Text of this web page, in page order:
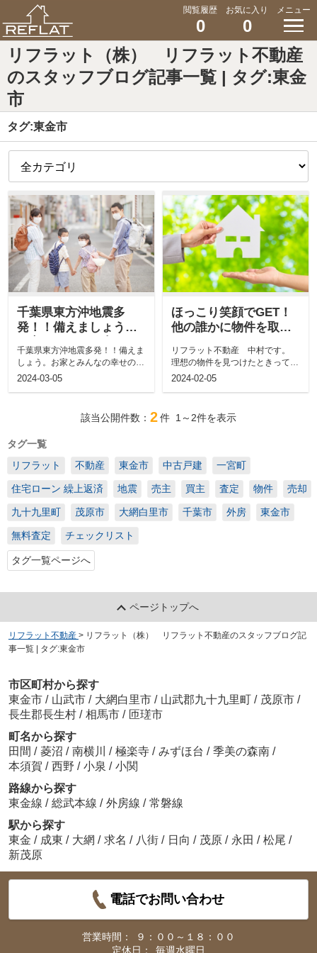
閲覧履歴
0
お気に入り
0
メニュー
リフラット（株） リフラット不動産
のスタッフブログ記事一覧 | タグ:東金
市
タグ:東金市
千葉県東方沖地震多
発！！備えましょう。
ために☆
千葉県東方沖地震多発！！備えま
しょう。お家とみんなの幸せのた
めに☆みんな、こんにちは！リフ
2024-03-05
ほっこり笑顔でGET！
他の誰かに物件を取ら
リフラット不動産 中村です。
理想の物件を見つけたときって、
ワクワクしますよね！でも、他の
2024-02-05
該当公開件数： 2件 1～2件を表示
タグ一覧
リフラット
不動産 東金市 中古戸建 一宮町
住宅ローン 繰上返済 地震 売主 買主 査定 物件 売却
九十九里町 茂原市 大網白里市 千葉市 外房 東金市
無料査定 チェックリスト
タグ一覧ページへ
ページトップへ
リフラット不動産 > リフラット（株） リフラット不動産のスタッフブログ記
事一覧 | タグ:東金市
市区町村から探す
東金市 / 山武市 / 大網白里市 / 山武郡九十九里町 / 茂原市 /
長生郡長生村 / 相馬市 / 匝瑳市
町名から探す
田間 / 菱沼 / 南横川 / 極楽寺 / みずほ台 / 季美の森南 /
本須賀 / 西野 / 小泉 / 小関
路線から探す
東金線 / 総武本線 / 外房線 / 常磐線
駅から探す
東金 / 成東 / 大網 / 求名 / 八街 / 日向 / 茂原 / 永田 / 松尾 /
新茂原
電話でお問い合わせ
営業時間：
９：００～１８：００
定休日：
毎週水曜日